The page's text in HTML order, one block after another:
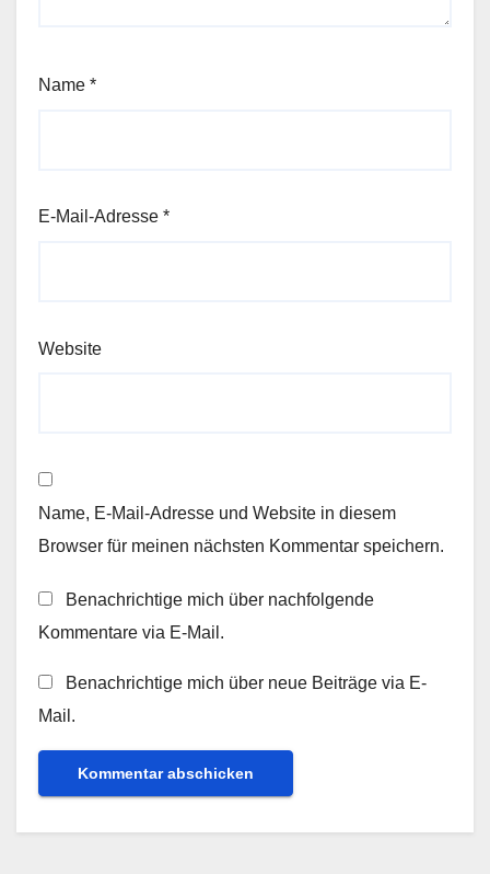
Name *
E-Mail-Adresse *
Website
Name, E-Mail-Adresse und Website in diesem
Browser für meinen nächsten Kommentar speichern.
Benachrichtige mich über nachfolgende
Kommentare via E-Mail.
Benachrichtige mich über neue Beiträge via E-
Mail.